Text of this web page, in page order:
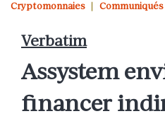
Cryptomonnaies
Communiqués
Verbatim
Assystem
financer